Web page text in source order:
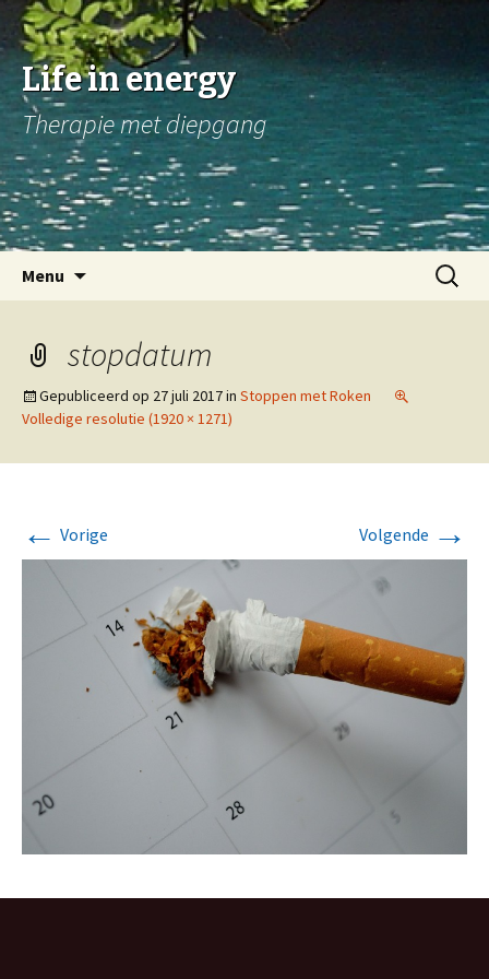
Life in energy
Therapie met diepgang
Menu
springen
Zoeken
naar:
stopdatum
Gepubliceerd op 27 juli 2017in Stoppen met Roken
Volledige resolutie (1920 × 1271)
← Vorige Volgende →